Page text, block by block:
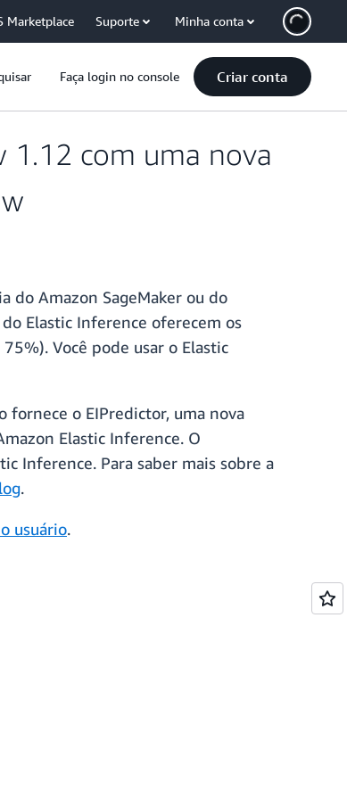
Marketplace Suporte Minha conta
Faça login no console Criar conta
1.12 com uma nova
do Amazon SageMaker ou do
Elastic Inference oferecem os
Você pode usar o Elastic
fornece o EIPredictor, uma nova
Elastic Inference. O
Inference. Para saber mais sobre a
.
usuário.